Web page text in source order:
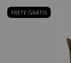
FRETE GRÁTIS